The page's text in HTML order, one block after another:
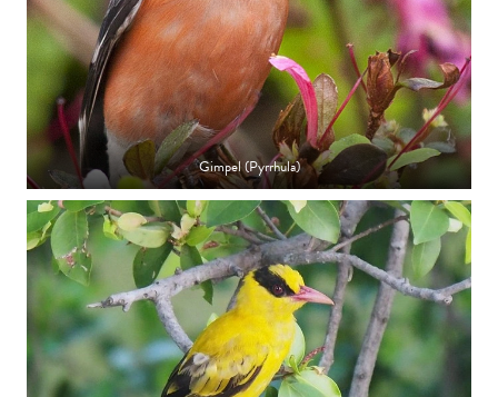
Gimpel (Pyrrhula)